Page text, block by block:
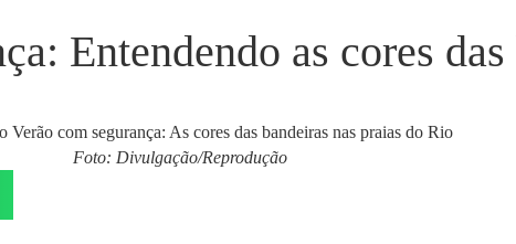
Entendendo as cores
Foto: Divulgação/Reprodução